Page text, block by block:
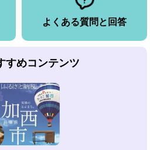
よくある質問と回答
すめコンテンツ